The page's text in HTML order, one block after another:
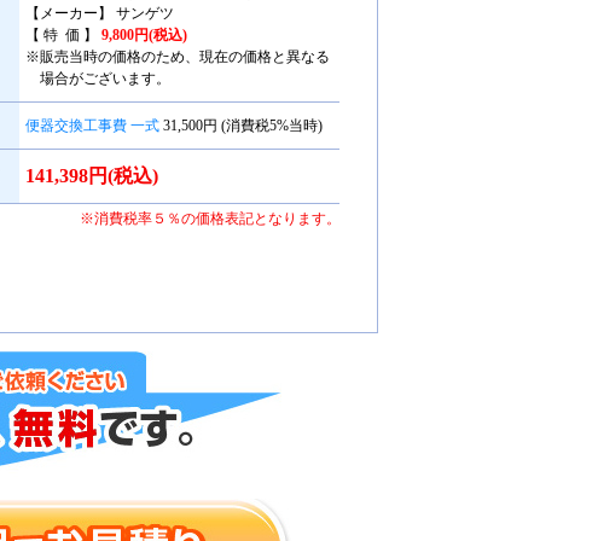
【メーカー】 サンゲツ
【 特 価 】 9,800円(税込)
※販売当時の価格のため、現在の価格と異なる
場合がございます。
便器交換工事費 一式 31,500円 (消費税5%当時)
141,398円(税込)
※消費税率５％の価格表記となります。